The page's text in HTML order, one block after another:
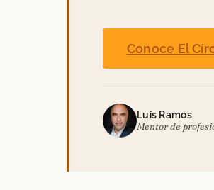
Conoce El
Luis Ramos
Mentor de